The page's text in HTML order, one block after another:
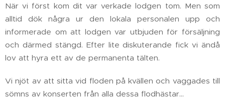
När vi först kom dit var verkade lodgen tom. Men som
alltid dök några ur den lokala personalen upp och
informerade om att lodgen var utbjuden för försäljning
och därmed stängd. Efter lite diskuterande fick vi ändå
lov att hyra ett av de permanenta tälten.
Vi njöt av att sitta vid floden på kvällen och vaggades till
sömns av konserten från alla dessa flodhästar...